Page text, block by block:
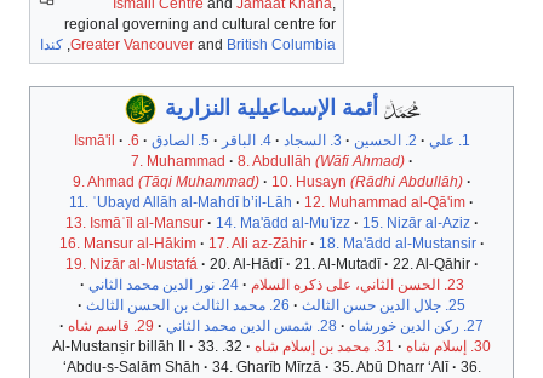
Ismaili Centre and Jamaat Khana,
regional governing and cultural centre for
Greater Vancouver and British Columbia
, كندا
أئمة الإسماعيلية النزارية
1. علي 2. الحسين 3. السجاد 4. الباقر 5. الصادق
6. Ismā'il
7. Muhammad
8. Abdullāh (Wāfi Ahmad)
9. Ahmad (Tāqi Muhammad) 10. Husayn (Rādhi Abdullāh)
11. ʿUbayd Allāh al-Mahdī b’il-Lāh
12. Muhammad al-Qā'im
13. Ismāʿīl al-Mansur
14. Ma'ādd al-Mu'izz
15. Nizār al-Aziz
16. Mansur al-Hākim
17. Ali az-Zāhir
18. Ma'ādd al-Mustansir
19. Nizār al-Mustafá
20. Al-Hādī 21. Al-Mutadī
22. Al-Qāhir
23. الحسن الثاني، على ذكره السلام
24. نور الدين محمد الثاني
25. جلال الدين حسن الثالث
26. محمد الثالث بن الحسن الثالث
27. ركن الدين خورشاه
28. شمس الدين محمد الثاني
29. قاسم شاه
30. إسلام شاه
31. محمد بن إسلام شاه 32. Al-Mustanṣir billāh II
33.
ʻAbdu-s-Salām Shāh
34. Gharīb Mīrzā 35. Abū Dharr ʻAlī
36.